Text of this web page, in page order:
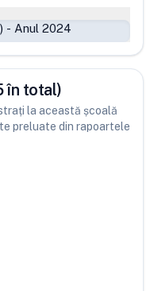
- Anul 2024
în total)
la această școală
preluate din rapoartele